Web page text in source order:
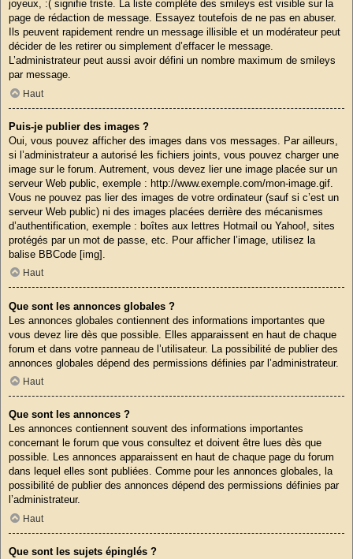
joyeux, :( signifie triste. La liste complète des smileys est visible sur la
page de rédaction de message. Essayez toutefois de ne pas en abuser.
Ils peuvent rapidement rendre un message illisible et un modérateur peut
décider de les retirer ou simplement d’effacer le message.
L’administrateur peut aussi avoir défini un nombre maximum de smileys
par message.
Haut
Puis-je publier des images ?
Oui, vous pouvez afficher des images dans vos messages. Par ailleurs,
si l’administrateur a autorisé les fichiers joints, vous pouvez charger une
image sur le forum. Autrement, vous devez lier une image placée sur un
serveur Web public, exemple : http://www.exemple.com/mon-image.gif.
Vous ne pouvez pas lier des images de votre ordinateur (sauf si c’est un
serveur Web public) ni des images placées derrière des mécanismes
d’authentification, exemple : boîtes aux lettres Hotmail ou Yahoo!, sites
protégés par un mot de passe, etc. Pour afficher l’image, utilisez la
balise BBCode [img].
Haut
Que sont les annonces globales ?
Les annonces globales contiennent des informations importantes que
vous devez lire dès que possible. Elles apparaissent en haut de chaque
forum et dans votre panneau de l’utilisateur. La possibilité de publier des
annonces globales dépend des permissions définies par l’administrateur.
Haut
Que sont les annonces ?
Les annonces contiennent souvent des informations importantes
concernant le forum que vous consultez et doivent être lues dès que
possible. Les annonces apparaissent en haut de chaque page du forum
dans lequel elles sont publiées. Comme pour les annonces globales, la
possibilité de publier des annonces dépend des permissions définies par
l’administrateur.
Haut
Que sont les sujets épinglés ?